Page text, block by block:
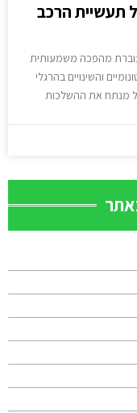
תעשיית הרכב
מהפכה משמעותית
והשינויים בהרגלי
מנתח את ההשלכות